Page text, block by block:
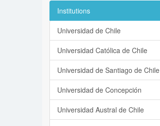
Institutions
Universidad de Chile
Universidad Católica de Chile
Universidad de Santiago de Chile
Universidad de Concepción
Universidad Austral de Chile